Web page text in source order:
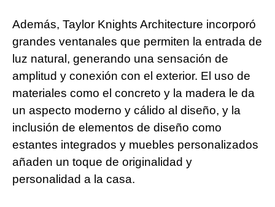
Además, Taylor Knights Architecture incorporó
grandes ventanales que permiten la entrada de
luz natural, generando una sensación de
amplitud y conexión con el exterior. El uso de
materiales como el concreto y la madera le da
un aspecto moderno y cálido al diseño, y la
inclusión de elementos de diseño como
estantes integrados y muebles personalizados
añaden un toque de originalidad y
personalidad a la casa.